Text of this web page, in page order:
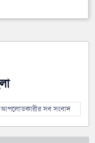
আপলোডকারীর সব সংবাদ